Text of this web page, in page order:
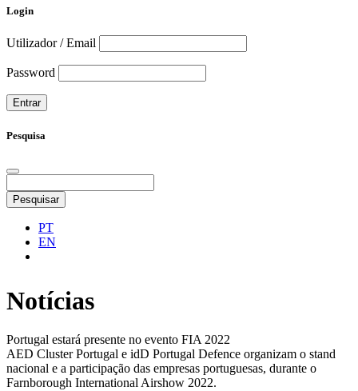
Login
Utilizador / Email
Password
Pesquisa
Pesquisar
PT
EN
Notícias
Portugal estará presente no evento FIA 2022
AED Cluster Portugal e idD Portugal Defence organizam o stand
nacional e a participação das empresas portuguesas, durante o
Farnborough International Airshow 2022.